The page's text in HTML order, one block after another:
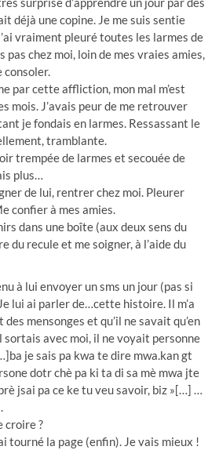
déjà une copine. Je me suis sentie
vraiment pleuré toutes les larmes de
pas chez moi, loin de mes vraies amies,
consoler.
par cette affliction, mon mal m’est
mois. J’avais peur de me retrouver
je fondais en larmes. Ressassant le
tramblante.
trempée de larmes et secouée de
plus…
de lui, rentrer chez moi. Pleurer
confier à mes amies.
dans une boîte (aux deux sens du
du recule et me soigner, à l’aide du
à lui envoyer un sms un jour (pas si
lui ai parler de…cette histoire. Il m’a
mensonges et qu’il ne savait qu’en
sortais avec moi, il ne voyait personne
je sais pa kwa te dire mwa.kan gt
dotr chè pa ki ta di sa mè mwa jte
jsai pa ce ke tu veu savoir, biz »[…] …
croire ?
tourné la page (enfin). Je vais mieux !